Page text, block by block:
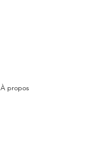
À propos